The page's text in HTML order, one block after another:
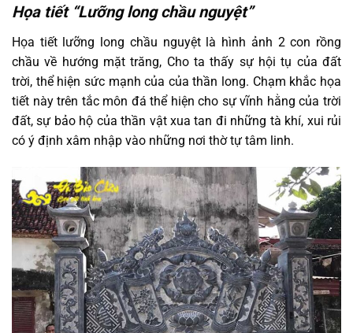
Họa tiết “Lưỡng long chầu nguyệt”
Họa tiết lưỡng long chầu nguyệt là hình ảnh 2 con rồng
chầu về hướng mặt trăng, Cho ta thấy sự hội tụ của đất
trời, thể hiện sức mạnh của của thần long. Chạm khắc họa
tiết này trên tắc môn đá thể hiện cho sự vĩnh hằng của trời
đất, sự bảo hộ của thần vật xua tan đi những tà khí, xui rủi
có ý định xâm nhập vào những nơi thờ tự tâm linh.